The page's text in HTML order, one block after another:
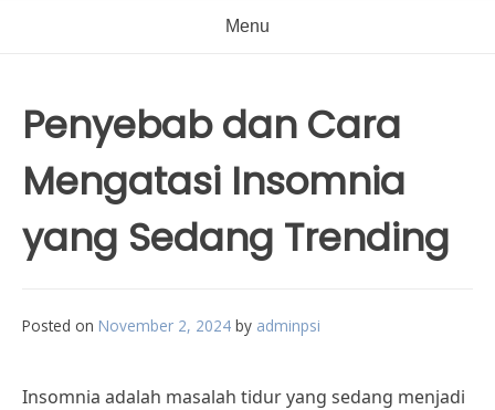
Menu
Penyebab dan Cara
Mengatasi Insomnia
yang Sedang Trending
Posted on November 2, 2024 by adminpsi
Insomnia adalah masalah tidur yang sedang menjadi